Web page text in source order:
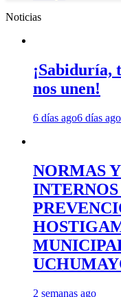
Noticias
¡Sabiduría,
nos unen!
6 días ago6 días ago
NORMAS
2 semanas ago